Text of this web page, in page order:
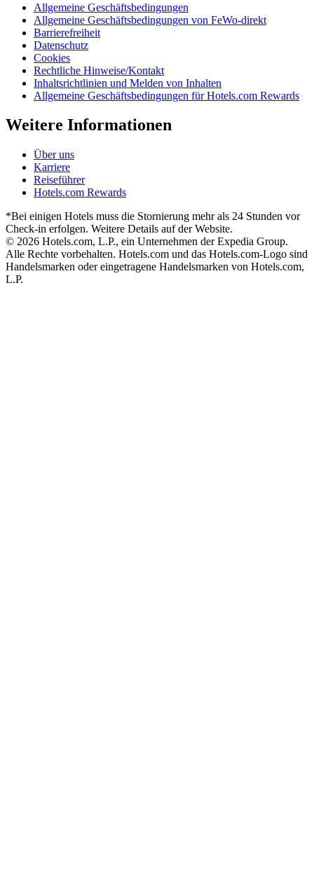
Allgemeine Geschäftsbedingungen
Allgemeine Geschäftsbedingungen von FeWo-direkt
Barrierefreiheit
Datenschutz
Cookies
Rechtliche Hinweise/Kontakt
Inhaltsrichtlinien und Melden von Inhalten
Allgemeine Geschäftsbedingungen für Hotels.com Rewards
Weitere Informationen
Über uns
Karriere
Reiseführer
Hotels.com Rewards
*Bei einigen Hotels muss die Stornierung mehr als 24 Stunden vor
Check-in erfolgen. Weitere Details auf der Website.
© 2026 Hotels.com, L.P., ein Unternehmen der Expedia Group.
Alle Rechte vorbehalten. Hotels.com und das Hotels.com-Logo sind
Handelsmarken oder eingetragene Handelsmarken von Hotels.com,
L.P.